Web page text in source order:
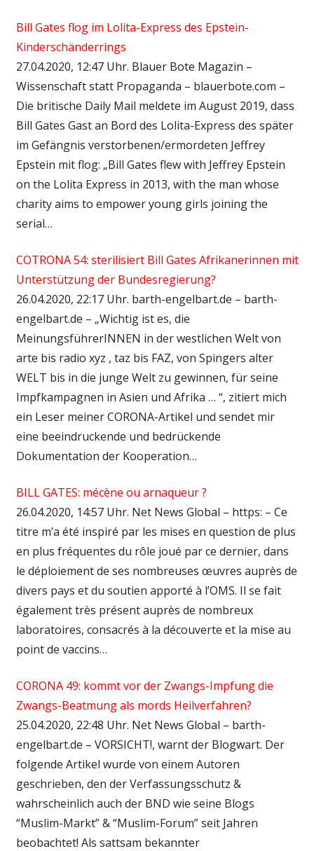
Bill Gates flog im Lolita-Express des Epstein-
Kinderschänderrings
27.04.2020, 12:47 Uhr. Blauer Bote Magazin –
Wissenschaft statt Propaganda – blauerbote.com –
Die britische Daily Mail meldete im August 2019, dass
Bill Gates Gast an Bord des Lolita-Express des später
im Gefängnis verstorbenen/ermordeten Jeffrey
Epstein mit flog: „Bill Gates flew with Jeffrey Epstein
on the Lolita Express in 2013, with the man whose
charity aims to empower young girls joining the
serial…
COTRONA 54: sterilisiert Bill Gates Afrikanerinnen mit
Unterstützung der Bundesregierung?
26.04.2020, 22:17 Uhr. barth-engelbart.de – barth-
engelbart.de – „Wichtig ist es, die
MeinungsführerINNEN in der westlichen Welt von
arte bis radio xyz , taz bis FAZ, von Spingers alter
WELT bis in die junge Welt zu gewinnen, für seine
Impfkampagnen in Asien und Afrika … “, zitiert mich
ein Leser meiner CORONA-Artikel und sendet mir
eine beeindruckende und bedrückende
Dokumentation der Kooperation…
BILL GATES: mécène ou arnaqueur ?
26.04.2020, 14:57 Uhr. Net News Global – https: – Ce
titre m’a été inspiré par les mises en question de plus
en plus fréquentes du rôle joué par ce dernier, dans
le déploiement de ses nombreuses œuvres auprès de
divers pays et du soutien apporté à l’OMS. Il se fait
également très présent auprès de nombreux
laboratoires, consacrés à la découverte et la mise au
point de vaccins…
CORONA 49: kommt vor der Zwangs-Impfung die
Zwangs-Beatmung als mords Heilverfahren?
25.04.2020, 22:48 Uhr. Net News Global – barth-
engelbart.de – VORSICHT!, warnt der Blogwart. Der
folgende Artikel wurde von einem Autoren
geschrieben, den der Verfassungsschutz &
wahrscheinlich auch der BND wie seine Blogs
“Muslim-Markt” & “Muslim-Forum” seit Jahren
beobachtet! Als sattsam bekannter